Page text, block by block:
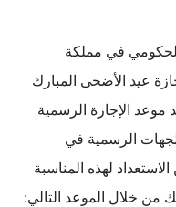
الحكومي في مملكة
عيد الأضحى المبارك
موعد الإجازة الرسمية
الرسمية في
الاستعداد لهذه المناسبة
من خلال الموعد التالي: